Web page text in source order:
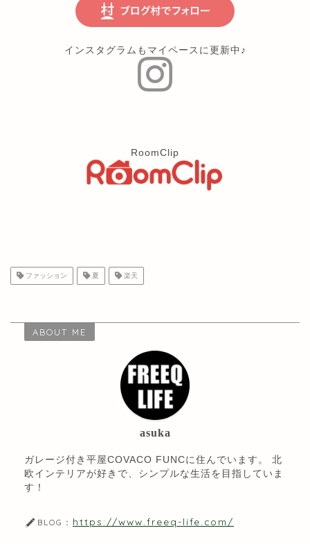
インスタグラムもマイペースに更新中♪
RoomClip
ファッション 夏 楽天
ABOUT ME
asuka
ガレージ付き平屋COVACO FUNCに住んでいます。 北
欧インテリアが好きで、シンプルな生活を目指していま
す！
BLOG： https://www.freeq-life.com/